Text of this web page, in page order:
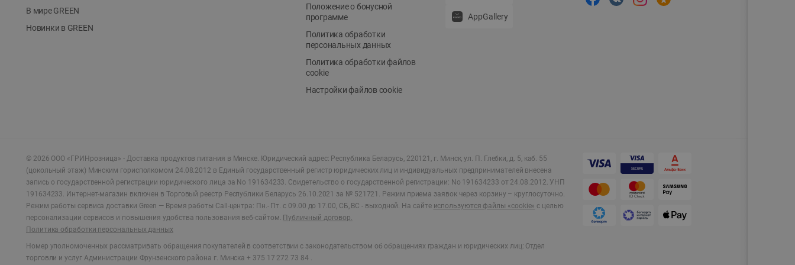
В мире GREEN
Новинки в GREEN
Положение о бонусной
программе
Политика обработки
персональных данных
Политика обработки файлов
cookie
Настройки файлов cookie
AppGallery
© 2026 ООО «ГРИНрозница» - Доставка продуктов питания в Минске. Юридический адрес: Республика Беларусь, 220121, г. Минск, ул. П. Глебки, д. 5, каб. 55
(цокольный этаж) Минским горисполкомом 24.08.2012 в Единый государственный регистр юридических лиц и индивидуальных предпринимателей внесена
запись о государственной регистрации юридического лица за No 191634233. Свидетельство о государственной регистрации: No 191634233 от 24.08.2012. УНП
191634233. Интернет-магазин включен в Торговый реестр Республики Беларусь 26.10.2021 за № 521721. Режим приема заявок через корзину – круглосуточно.
Режим работы сервиса доставки Green — Время работы Call-центра: Пн.- Пт. с 09.00 до 17.00, СБ, ВС - выходной. На сайте используются файлы «cookie» с целью
персонализации сервисов и повышения удобства пользования веб-сайтом. Публичный договор.
Политика обработки персональных данных
Номер уполномоченных рассматривать обращения покупателей в соответствии с законодательством об обращениях граждан и юридических лиц: Отдел
торговли и услуг Администрации Фрунзенского района г. Минска + 375 17 272 73 84 .